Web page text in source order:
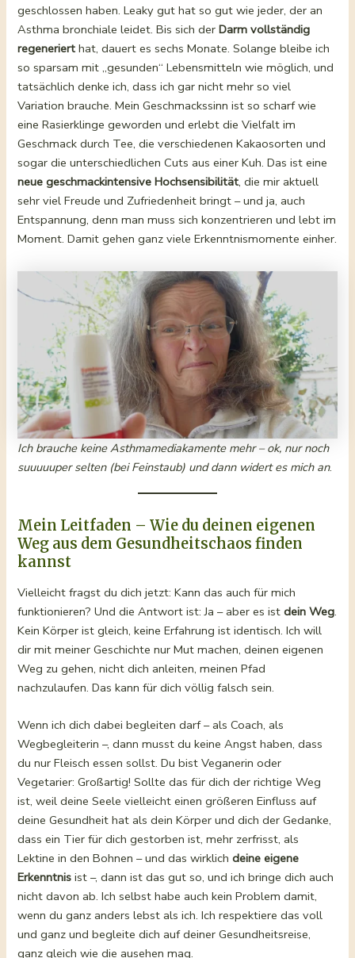
geschlossen haben. Leaky gut hat so gut wie jeder, der an
Asthma bronchiale leidet. Bis sich der Darm vollständig
regeneriert hat, dauert es sechs Monate. Solange bleibe ich
so sparsam mit „gesunden“ Lebensmitteln wie möglich, und
tatsächlich denke ich, dass ich gar nicht mehr so viel
Variation brauche. Mein Geschmackssinn ist so scharf wie
eine Rasierklinge geworden und erlebt die Vielfalt im
Geschmack durch Tee, die verschiedenen Kakaosorten und
sogar die unterschiedlichen Cuts aus einer Kuh. Das ist eine
neue geschmackintensive Hochsensibilität, die mir aktuell
sehr viel Freude und Zufriedenheit bringt – und ja, auch
Entspannung, denn man muss sich konzentrieren und lebt im
Moment. Damit gehen ganz viele Erkenntnismomente einher.
Ich brauche keine Asthmamediakamente mehr – ok, nur noch
suuuuuper selten (bei Feinstaub) und dann widert es mich an.
Mein Leitfaden – Wie du deinen eigenen
Weg aus dem Gesundheitschaos finden
kannst
Vielleicht fragst du dich jetzt: Kann das auch für mich
funktionieren? Und die Antwort ist: Ja – aber es ist dein Weg.
Kein Körper ist gleich, keine Erfahrung ist identisch. Ich will
dir mit meiner Geschichte nur Mut machen, deinen eigenen
Weg zu gehen, nicht dich anleiten, meinen Pfad
nachzulaufen. Das kann für dich völlig falsch sein.
Wenn ich dich dabei begleiten darf – als Coach, als
Wegbegleiterin –, dann musst du keine Angst haben, dass
du nur Fleisch essen sollst. Du bist Veganerin oder
Vegetarier: Großartig! Sollte das für dich der richtige Weg
ist, weil deine Seele vielleicht einen größeren Einfluss auf
deine Gesundheit hat als dein Körper und dich der Gedanke,
dass ein Tier für dich gestorben ist, mehr zerfrisst, als
Lektine in den Bohnen – und das wirklichdeine eigene
Erkenntnis ist –, dann ist das gut so, und ich bringe dich auch
nicht davon ab. Ich selbst habe auch kein Problem damit,
wenn du ganz anders lebst als ich. Ich respektiere das voll
und ganz und begleite dich auf deiner Gesundheitsreise,
ganz gleich wie die ausehen mag.